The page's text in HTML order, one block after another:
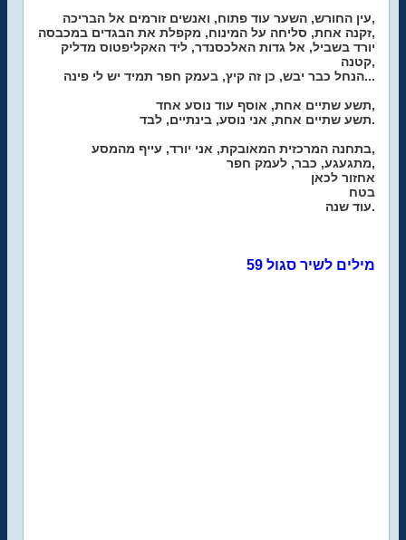
עין החורש, השער עוד פתוח, ואנשים זורמים אל הבריכה,
זקנה אחת, סליחה על המינוח, מקפלת את הבגדים במכבסה,
יורד בשביל, אל גדות האלכסנדר, ליד האקליפטוס מדליק
קטנה,
הנחל כבר יבש, כן זה קיץ, בעמק חפר תמיד יש לי פינה...
תשע שתיים אחת, אוסף עוד נוסע אחד,
תשע שתיים אחת, אני נוסע, בינתיים, לבד.
בתחנה המרכזית המאובקת, אני יורד, עייף מהמסע,
מתגעגע, כבר, לעמק חפר,
אחזור לכאן
בטח
עוד שנה.
מילים לשיר סגול 59